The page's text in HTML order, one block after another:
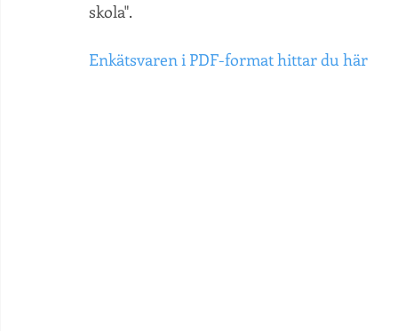
skola".
Enkätsvaren i PDF-format hittar du här